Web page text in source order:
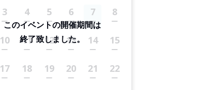
3 4 5 6 7 8
10 11 12 13 14 15
17 18 19 20 21 22
このイベントの開催期間は
終了致しました。